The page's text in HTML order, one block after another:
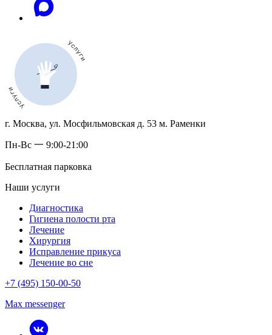
г. Москва, ул. Мосфильмовская д. 53 м. Раменки
Пн-Вс 一 9:00-21:00
Бесплатная парковка
Наши услуги
Диагностика
Гигиена полости рта
Лечение
Хирургия
Исправление прикуса
Лечение во сне
+7 (495) 150-00-50
Max messenger